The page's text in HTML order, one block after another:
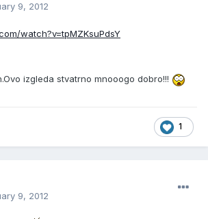
9, 2012
watch?v=tpMZKsuPdsY
izgleda stvatrno mnooogo dobro!!!
1
9, 2012